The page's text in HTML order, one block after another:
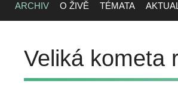
ARCHIV O ŽIVĚ TÉMATA
Veliká kometa